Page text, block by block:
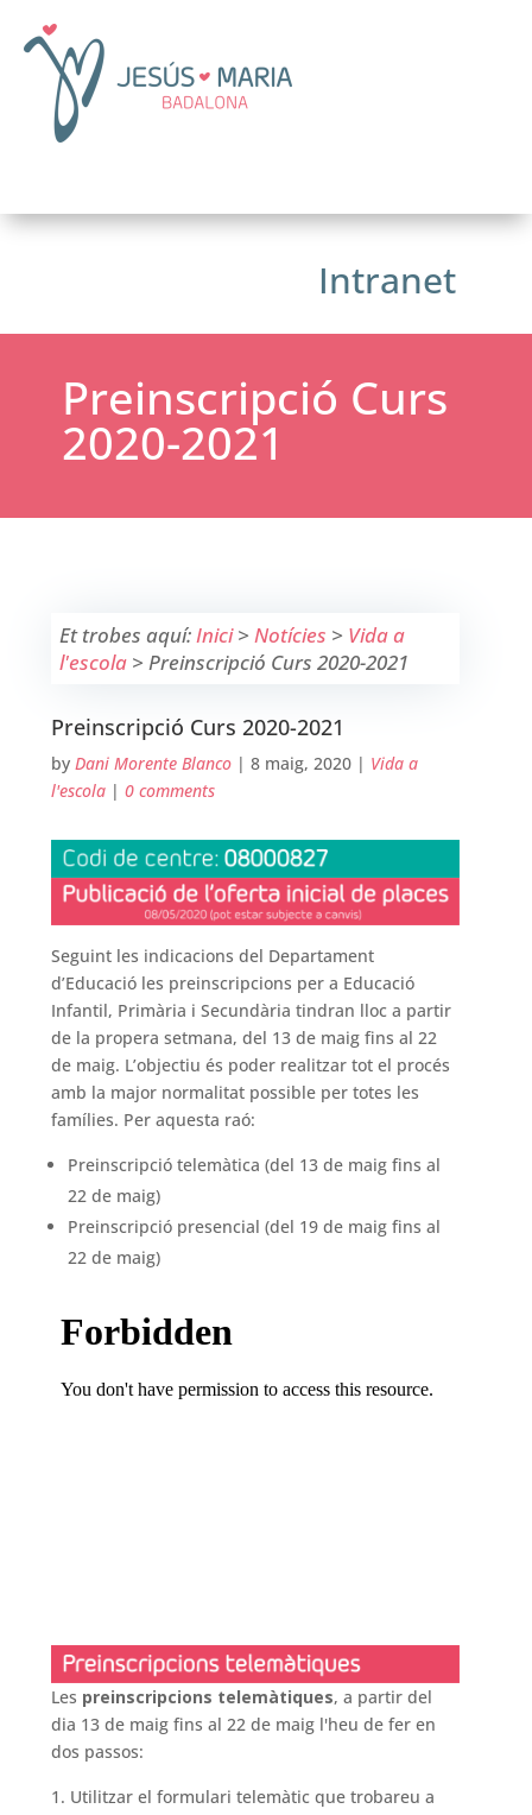
Intranet
Preinscripció Curs
2020-2021
Et trobes aquí:Inici> Notícies > Vida a
l'escola> Preinscripció Curs 2020-2021
Preinscripció Curs 2020-2021
by Dani Morente Blanco | 8 maig, 2020 | Vida a
l'escola | 0 comments
Seguint les indicacions del Departament
d’Educació les preinscripcions per a Educació
Infantil, Primària i Secundària tindran lloc a partir
de la propera setmana, del 13 de maig fins al 22
de maig. L’objectiu és poder realitzar tot el procés
amb la major normalitat possible per totes les
famílies. Per aquesta raó:
Preinscripció telemàtica (del 13 de maig fins al
22 de maig)
Preinscripció presencial (del 19 de maig fins al
22 de maig)
Les preinscripcions telemàtiques, a partir del
dia 13 de maig fins al 22 de maig l'heu de fer en
dos passos:
Utilitzar el formulari telemàtic que trobareu a